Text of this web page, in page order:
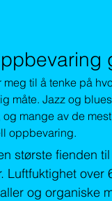
til å tenke på
måte. Jazz og
mange av de
oppbevaring.
største fienden
Luftfuktighet over
og organiske